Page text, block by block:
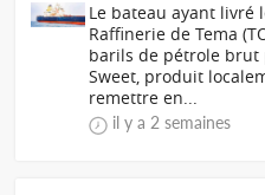
Le bateau ayant livré
Raffinerie de Tema
barils de pétrole brut
Sweet, produit
remettre en...
il y a 2 semaines